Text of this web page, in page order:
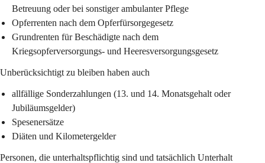
Betreuung oder bei sonstiger ambulanter Pflege
Opferrenten nach dem Opferfürsorgegesetz
Grundrenten für Beschädigte nach dem
Kriegsopferversorgungs- und Heeresversorgungsgesetz
Unberücksichtigt zu bleiben haben auch
allfällige Sonderzahlungen (13. und 14. Monatsgehalt oder
Jubiläumsgelder)
Spesenersätze
Diäten und Kilometergelder
Personen, die unterhaltspflichtig sind und tatsächlich Unterhalt